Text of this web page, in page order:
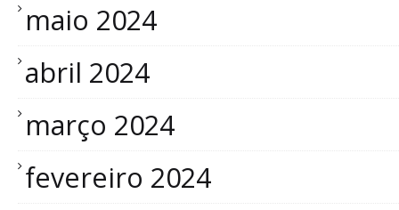
maio 2024
abril 2024
março 2024
fevereiro 2024